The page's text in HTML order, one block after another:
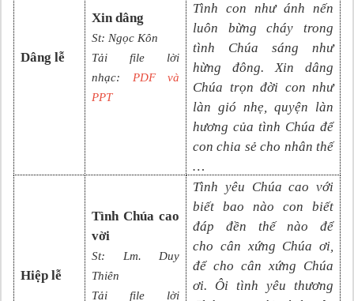
Dâng lễ
Xin dâng
St: Ngọc Kôn
Tải file lời
nhạc:
PDF và
PPT
Tình con như ánh nến
luôn bừng cháy trong
tình Chúa sáng như
hừng đông. Xin dâng
Chúa trọn đời con như
làn gió nhẹ, quyện làn
hương của tình Chúa để
con chia sẻ cho nhân thế
…
Hiệp lễ
Tình Chúa cao
vời
St: Lm. Duy
Thiên
Tải file lời
Tình yêu Chúa cao với
biết bao nào con biết
đáp đền thế nào để
cho cân xứng Chúa ơi,
để cho cân xứng Chúa
ơi. Ôi tình yêu thương